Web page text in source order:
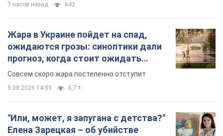
7 часов назад 642
Жара в Украине пойдет на спад,
ожидаются грозы: синоптики дали
прогноз, когда стоит ожидать
изменения погоды
Совсем скоро жара постепенно отступит
5.08.2026 14:59 6,7 т.
"Или, может, я запугана с детства?"
Елена Зарецкая – об убийстве